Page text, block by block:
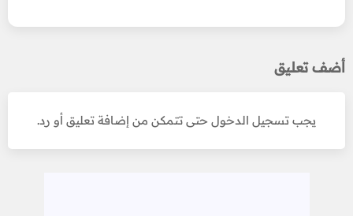
أضف تعليق
يجب تسجيل الدخول حتى تتمكن من إضافة تعليق أو رد.